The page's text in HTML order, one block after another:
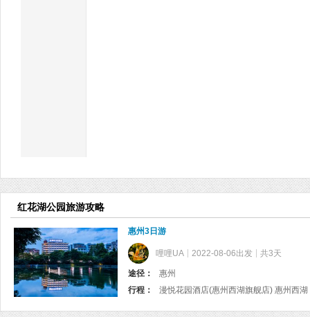
红花湖公园旅游攻略
惠州3日游
哩哩UA 2022-08-06出发 共3天
途径：
惠州
行程：